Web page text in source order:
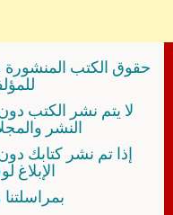
حقوق الكتب
لا يتم نشر الكتب
النشر
إذا تم نشر كتابك